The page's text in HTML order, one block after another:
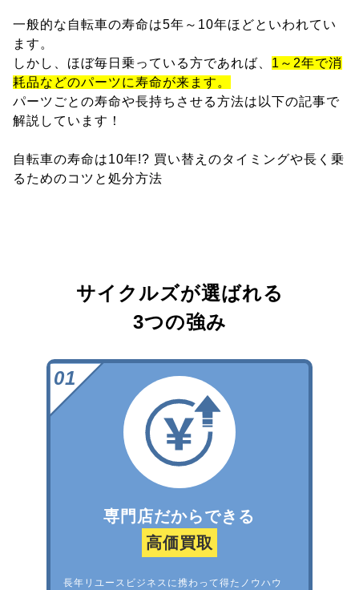
一般的な自転車の寿命は5年～10年ほどといわれてい
ます。
しかし、ほぼ毎日乗っている方であれば、 1～2年で消
耗品などのパーツに寿命が来ます。
パーツごとの寿命や長持ちさせる方法は以下の記事で
解説しています！
自転車の寿命は10年!? 買い替えのタイミングや長く乗
るためのコツと処分方法
サイクルズが選ばれる
3つの強み
専門店だからできる
高価買取
長年リユースビジネスに携わって得たノウハウ